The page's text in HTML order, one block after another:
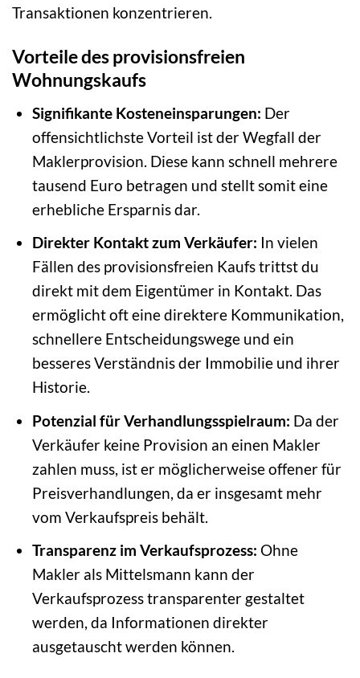
Transaktionen konzentrieren.
Vorteile des provisionsfreien
Wohnungskaufs
Signifikante Kosteneinsparungen: Der
offensichtlichste Vorteil ist der Wegfall der
Maklerprovision. Diese kann schnell mehrere
tausend Euro betragen und stellt somit eine
erhebliche Ersparnis dar.
Direkter Kontakt zum Verkäufer: In vielen
Fällen des provisionsfreien Kaufs trittst du
direkt mit dem Eigentümer in Kontakt. Das
ermöglicht oft eine direktere Kommunikation,
schnellere Entscheidungswege und ein
besseres Verständnis der Immobilie und ihrer
Historie.
Potenzial für Verhandlungsspielraum: Da der
Verkäufer keine Provision an einen Makler
zahlen muss, ist er möglicherweise offener für
Preisverhandlungen, da er insgesamt mehr
vom Verkaufspreis behält.
Transparenz im Verkaufsprozess: Ohne
Makler als Mittelsmann kann der
Verkaufsprozess transparenter gestaltet
werden, da Informationen direkter
ausgetauscht werden können.